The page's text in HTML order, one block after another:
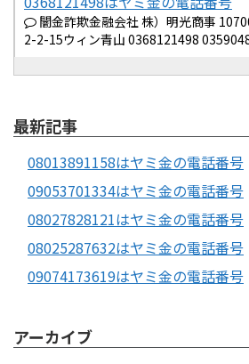
闇金詐欺金融会社 株）明光商事
2-2-15ウィン青山 0368121498
最新記事
08013891158はヤミ金の電話番号
09053701334はヤミ金の電話番号
08027828121はヤミ金の電話番号
08025287632はヤミ金の電話番号
09074173619はヤミ金の電話番号
アーカイブ